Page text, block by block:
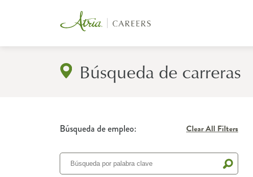
Búsqueda de carreras
Búsqueda de empleo: Clear All Filters